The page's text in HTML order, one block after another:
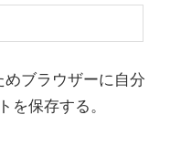
ブラウザーに自分
を保存する。